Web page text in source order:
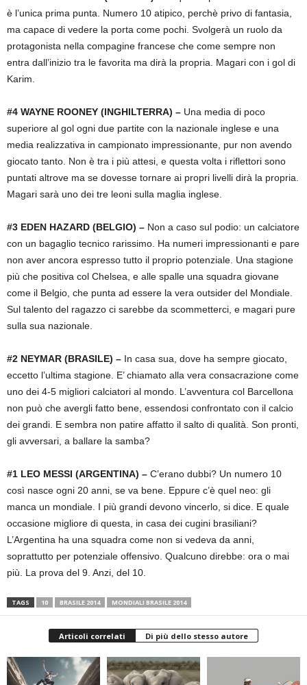
è l’unica prima punta. Numero 10 atipico, perchè privo di fantasia,
ma capace di vedere la porta come pochi. Svolgerà un ruolo da
protagonista nella compagine francese che come sempre non
entra dall’inizio tra le favorita ma dirà la propria. Magari con i gol di
Karim.
#4 WAYNE ROONEY (INGHILTERRA) – Una media di poco
superiore al gol ogni due partite con la nazionale inglese e una
media realizzativa in campionato impressionante, pur non avendo
giocato tanto. Non è tra i più attesi, e questa volta i riflettori sono
puntati altrove ma se dovesse tornare ai propri livelli dirà la propria.
Magari sarà uno dei tre leoni sulla maglia inglese.
#3 EDEN HAZARD (BELGIO) – Non a caso sul podio: un calciatore
con un bagaglio tecnico rarissimo. Ha numeri impressionanti e pare
non aver ancora espresso tutto il proprio potenziale. Una stagione
più che positiva col Chelsea, e alle spalle una squadra giovane
come il Belgio, che punta ad essere la vera outsider del Mondiale.
Sul talento del ragazzo ci sarebbe da scommetterci, e magari pure
sulla sua nazionale.
#2 NEYMAR (BRASILE) – In casa sua, dove ha sempre giocato,
eccetto l’ultima stagione. E’ chiamato alla vera consacrazione come
uno dei 4-5 migliori calciatori al mondo. L’avventura col Barcellona
non può che avergli fatto bene, essendosi confrontato con il calcio
dei grandi. E sembra non patire affatto il salto di qualità. Son pronti,
gli avversari, a ballare la samba?
#1 LEO MESSI (ARGENTINA) – C’erano dubbi? Un numero 10
così nasce ogni 20 anni, se va bene. Eppure c’è quel neo: gli
manca un mondiale. I più grandi devono vincerlo, si dice. E quale
occasione migliore di questa, in casa dei cugini brasiliani?
L’Argentina ha una squadra come non si vedeva da anni,
soprattutto per potenziale offensivo. Qualcuno direbbe: ora o mai
più. La prova del 9. Anzi, del 10.
TAGS 10 BRASILE 2014 MONDIALI BRASILE 2014
Articoli correlati Di più dello stesso autore